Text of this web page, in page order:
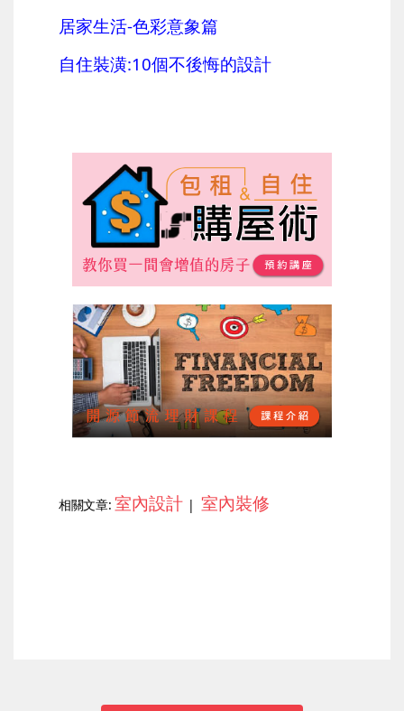
居家生活-色彩意象篇
自住裝潢:10個不後悔的設計
相關文章:室內設計 | 室內裝修